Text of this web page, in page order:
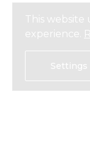
This website
experience.
Settings